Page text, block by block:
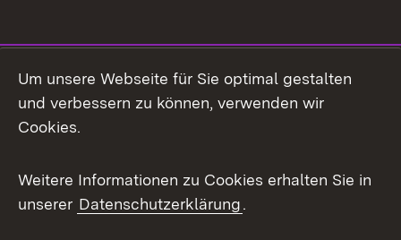
Facebook
X / Twitter
Youtube
Um unsere Webseite für Sie optimal gestalten
und verbessern zu können, verwenden wir
Cookies.
Weitere Informationen zu Cookies erhalten Sie in
unserer Datenschutzerklärung.